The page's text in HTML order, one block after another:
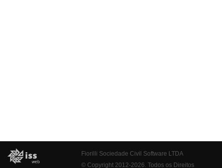
Fiorilli Sociedade Civil Software LTDA
© Copyright 2012-2026. Todos os Direitos